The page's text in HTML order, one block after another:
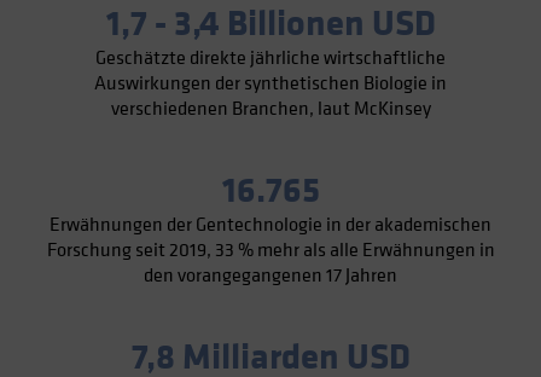
1,7 - 3,4 Billionen USD
Geschätzte direkte jährliche wirtschaftliche
Auswirkungen der synthetischen Biologie in
verschiedenen Branchen, laut McKinsey
16.765
Erwähnungen der Gentechnologie in der akademischen
Forschung seit 2019, 33 % mehr als alle Erwähnungen in
den vorangegangenen 17 Jahren
7,8 Milliarden USD